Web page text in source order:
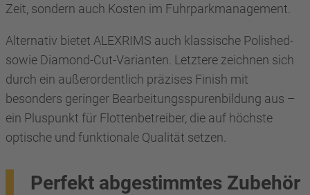
Zeit, sondern auch Kosten im Fuhrparkmanagement.
Alternativ bietet ALEXRIMS auch klassische Polished-
sowie Diamond-Cut-Varianten. Letztere zeichnen sich
durch ein außerordentlich präzises Finish mit
besonders geringer Bearbeitungsspurenbildung aus –
ein Pluspunkt für Flottenbetreiber, die auf höchste
optische und funktionale Qualität setzen.
Perfekt abgestimmtes Zubehör